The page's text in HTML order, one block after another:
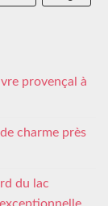
provençal à
charme près
du lac